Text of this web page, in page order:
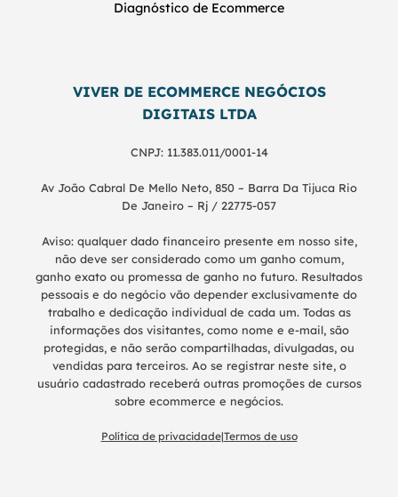
Diagnóstico de Ecommerce
VIVER DE ECOMMERCE NEGÓCIOS
DIGITAIS LTDA
CNPJ: 11.383.011/0001-14
Av João Cabral De Mello Neto, 850 – Barra Da Tijuca Rio
De Janeiro – Rj / 22775-057
Aviso: qualquer dado financeiro presente em nosso site,
não deve ser considerado como um ganho comum,
ganho exato ou promessa de ganho no futuro. Resultados
pessoais e do negócio vão depender exclusivamente do
trabalho e dedicação individual de cada um. Todas as
informações dos visitantes, como nome e e-mail, são
protegidas, e não serão compartilhadas, divulgadas, ou
vendidas para terceiros. Ao se registrar neste site, o
usuário cadastrado receberá outras promoções de cursos
sobre ecommerce e negócios.
Política de privacidade|Termos de uso